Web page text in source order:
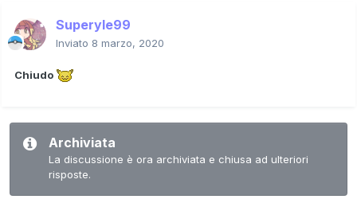
Superyle99
Inviato 8 marzo, 2020
Chiudo
Archiviata
La discussione è ora archiviata e chiusa ad ulteriori
risposte.